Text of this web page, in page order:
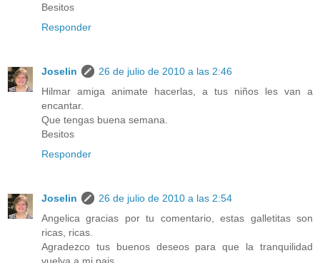
Besitos
Responder
Joselin
26 de julio de 2010 a las 2:46
Hilmar amiga animate hacerlas, a tus niños les van a
encantar.
Que tengas buena semana.
Besitos
Responder
Joselin
26 de julio de 2010 a las 2:54
Angelica gracias por tu comentario, estas galletitas son
ricas, ricas.
Agradezco tus buenos deseos para que la tranquilidad
vuelva a mi pais.